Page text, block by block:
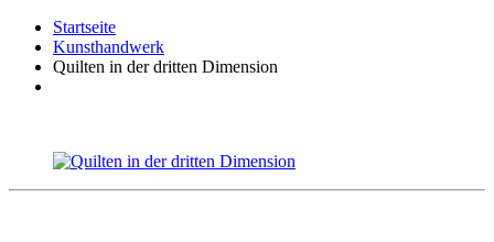
Startseite
Kunsthandwerk
Quilten in der dritten Dimension